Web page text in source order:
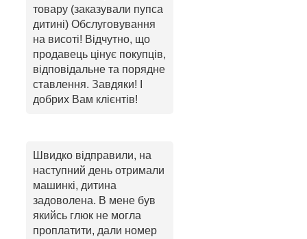
товару (заказували пупса
дитині) Обслуговування
на висоті! Відчутно, що
продавець цінує покупців,
відповідальне та порядне
ставлення. Завдяки! І
добрих Вам клієнтів!
Швидко відправили, на
наступний день отримали
машинкі, дитина
задоволена. В мене був
якийсь глюк не могла
проплатити, дали номер